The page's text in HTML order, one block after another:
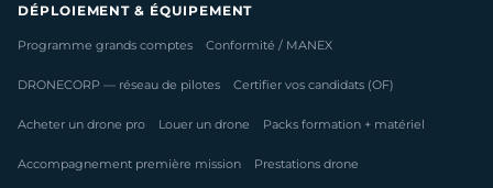
DÉPLOIEMENT & ÉQUIPEMENT
Programme grands comptes Conformité / MANEX
DRONECORP — réseau de pilotes Certifier vos candidats (OF)
Acheter un drone pro Louer un drone Packs formation + matériel
Accompagnement première mission Prestations drone